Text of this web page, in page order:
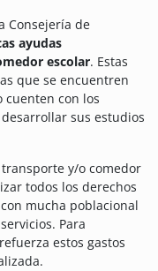
Consejería de
ayudas
escolar. Estas
que se encuentren
cuenten con los
sus estudios
y/o comedor
todos los derechos
mucha poblacional
Para
estos gastos